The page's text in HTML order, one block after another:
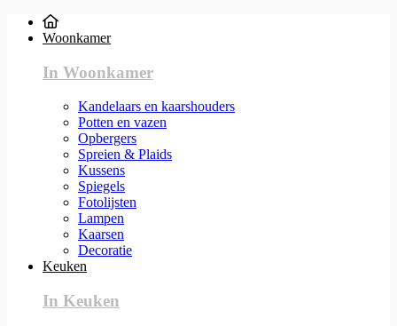
Woonkamer
In Woonkamer
Kandelaars en kaarshouders
Potten en vazen
Opbergers
Spreien & Plaids
Kussens
Spiegels
Fotolijsten
Lampen
Kaarsen
Decoratie
Keuken
In Keuken